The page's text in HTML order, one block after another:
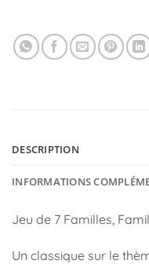
DESCRIPTION
INFORMATIONS
Jeu de 7 Familles,
Un classique sur le